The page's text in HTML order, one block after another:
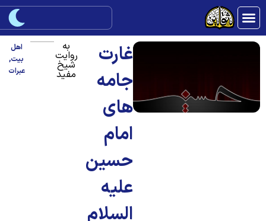
غارت
جامه
های
امام
حسین
علیه
السلام
روایت
شیخ
مفید
اهل
بیت,
عبرات